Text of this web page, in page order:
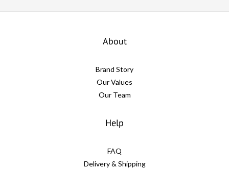
About
Brand Story
Our Values
Our Team
Help
FAQ
Delivery & Shipping